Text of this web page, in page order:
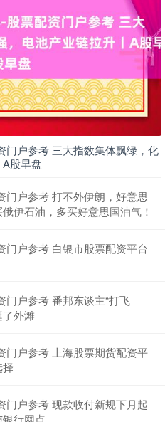
门户参考 三大指数集体飘绿，化
股早盘
门户参考 打不外伊朗，好意思
伊石油，多买好意思国油气！
门户参考 白银市股票配资平台
户参考 番邦东谈主“打飞
了外滩
门户参考 上海股票期货配资平
门户参考 现款收付新规下月起
行网点